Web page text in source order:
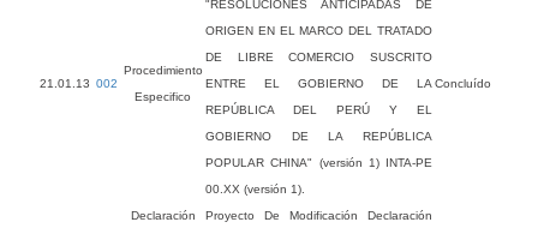
21.01.13 002
Procedimiento
Especifico
"RESOLUCIONES ANTICIPADAS DE
ORIGEN EN EL MARCO DEL TRATADO
DE LIBRE COMERCIO SUSCRITO
ENTRE EL GOBIERNO DE LA
REPÚBLICA DEL PERÚ Y EL
GOBIERNO DE LA REPÚBLICA
POPULAR CHINA" (versión 1) INTA-PE
00.XX (versión 1).
Concluído
Declaración
Proyecto De Modificación Declaración